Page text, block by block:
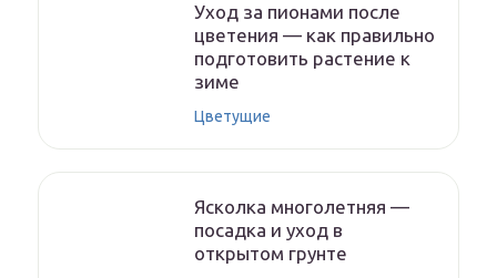
Уход за пионами после
цветения — как правильно
подготовить растение к
зиме
Цветущие
Ясколка многолетняя —
посадка и уход в
открытом грунте